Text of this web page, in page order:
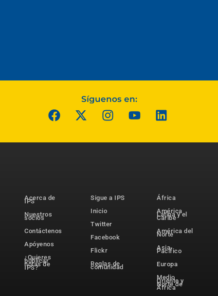
Síguenos en:
Acerca de
IPS
Nuestros
socios
Contáctenos
Apóyenos
¿Quieres
publicar
notas de
IPS?
Sigue a IPS
Inicio
Twitter
Facebook
Flickr
Reglas de
comunidad
África
América
Latina y el
Caribe
América del
Norte
Asia-
Pacífico
Europa
Medio
Oriente y
Norte de
África